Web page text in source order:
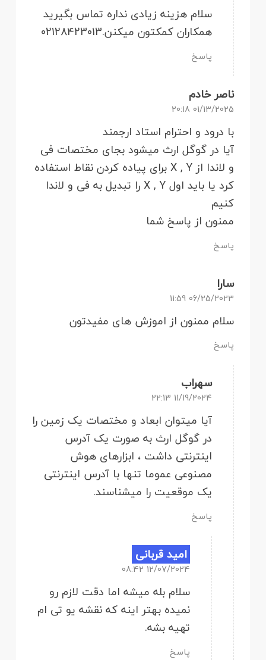
سلام هزینه زیادی نداره تماس بگیرید
همکاران کمکتون میکنن.02128423013
پاسخ
ناصر خادم
01/13/2025 20:18
با درود و احترام استاد ارجمند
آیا در گوگل ارث میشود بجای مختصات فی
و لاندا از X , Y برای پیاده کردن نقاط استفاده
کرد یا باید اول X , Y را تبدیل به فی و لاندا
کنیم
ممنون از پاسخ شما
پاسخ
سارا
06/25/2023 11:59
سلام ممنون از اموزش های مفیدتون
پاسخ
سهراب
11/19/2024 22:13
آیا میتوان ابعاد و مختصات یک زمین را
در گوگل ارث به صورت یک آدرس
اینترنتی داشت ، ابزارهای هوش
مصنوعی عموما تنها با آدرس اینترنتی
یک موقعیت را میشناسند.
پاسخ
امید قربانی
12/07/2024 08:42
سلام بله میشه اما دقت لازم رو
نمیده بهتر اینه که نقشه یو تی ام
تهیه بشه.
پاسخ